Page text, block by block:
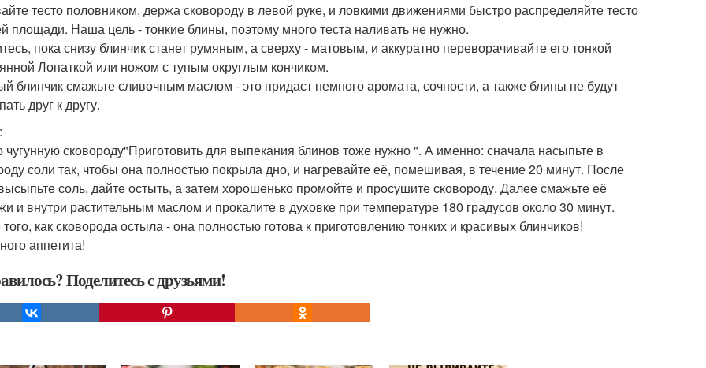
тесто половником, держа сковороду в левой руке, и ловкими движениями быстро распределяйте тесто
площади. Наша цель - тонкие блины, поэтому много теста наливать не нужно.
пока снизу блинчик станет румяным, а сверху - матовым, и аккуратно переворачивайте его тонкой
Лопаткой или ножом с тупым округлым кончиком.
блинчик смажьте сливочным маслом - это придаст немного аромата, сочности, а также блины не будут
друг к другу.
сковороду"Приготовить для выпекания блинов тоже нужно ". А именно: сначала насыпьте в
соли так, чтобы она полностью покрыла дно, и нагревайте её, помешивая, в течение 20 минут. После
соль, дайте остыть, а затем хорошенько промойте и просушите сковороду. Далее смажьте её
и внутри растительным маслом и прокалите в духовке при температуре 180 градусов около 30 минут.
как сковорода остыла - она полностью готова к приготовлению тонких и красивых блинчиков!
аппетита!
Поделитесь с друзьями!